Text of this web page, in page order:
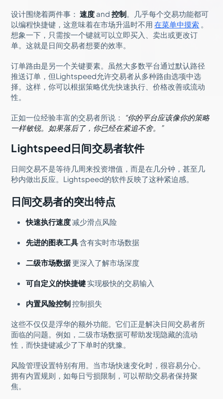
设计围绕着两件事：速度 and控制。几乎每个交易功能都可
以编程快捷键，这意味着在市场升温时不用在菜单中摸索 。
想象一下，只需按一个键就可以立即买入、卖出或更改订
单。这就是日间交易者想要的效率。
订单路由是另一个关键要素。虽然大多数平台通过默认路径
推送订单，但Lightspeed允许交易者从多种路由选项中选
择。这样，你可以根据策略优先快速执行、价格改善或流动
性。
正如一位经验丰富的交易者所说：
“你的平台应该像你的策略
一样敏锐。如果落后了，你已经在紧追不舍。”
Lightspeed日间交易者软件
日间交易不是等待几周来投资增值，而是在几分钟，甚至几
秒内做出反应。Lightspeed的软件反映了这种紧迫感。
日间交易者的突出特点
快速执行速度减少滑点风险
先进的图表工具含有实时市场数据
二级市场数据更深入了解市场深度
可自定义的快捷键 实现极快的交易输入
内置风险控制控制损失
这些不仅仅是浮华的额外功能。它们正是解决日间交易者所
面临的问题。例如，二级市场数据可帮助发现隐藏的流动
性，而快捷键减少了下单时的犹豫。
风险管理设置特别有用。当市场快速变化时，很容易分心。
拥有内置规则，如每日亏损限制，可以帮助交易者保持聚
焦。